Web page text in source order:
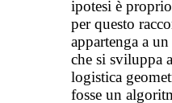
ipotesi è
per questo
appartenga a
che si sviluppa
logistica
fosse un